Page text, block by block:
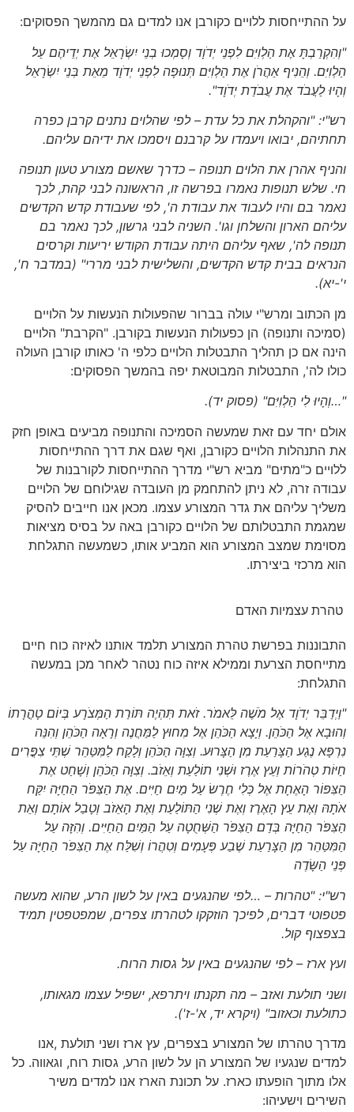
על ההתייחסות ללויים כקורבן אנו למדים גם מהמשך הפסוקים:
"וְהִקְרַבְתָּ אֶת הַלְוִיִּם לִפְנֵי יְדֹוָד וְסָמְכוּ בְנֵי יִשְׂרָאֵל אֶת יְדֵיהֶם עַל
הַלְוִיִּם. וְהֵנִיף אַהֲרֹן אֶת הַלְוִיִּם תְּנוּפָה לִפְנֵי יְדֹוָד מֵאֵת בְּנֵי יִשְׂרָאֵל
וְהָיוּ לַעֲבֹד אֶת עֲבֹדַת יְדֹוָד".
רש"י: "והקהלת את כל עדת – לפי שהלוים נתנים קרבן כפרה
תחתיהם, יבואו ויעמדו על קרבנם ויסמכו את ידיהם עליהם.
והניף אהרן את הלוים תנופה – כדרך שאשם מצורע טעון תנופה
חי. שלש תנופות נאמרו בפרשה זו, הראשונה לבני קהת, לכך
נאמר בם והיו לעבוד את עבודת ה', לפי שעבודת קדש הקדשים
עליהם הארון והשלחן וגו'. השניה לבני גרשון, לכך נאמר בם
תנופה לה', שאף עליהם היתה עבודת הקודש יריעות וקרסים
הנראים בבית קדש הקדשים, והשלישית לבני מררי" (במדבר ח',
י'-יא).
מן הכתוב ומרש"י עולה בברור שהפעולות הנעשות על הלויים
(סמיכה ותנופה) הן כפעולות הנעשות בקורבן. "הקרבת" הלויים
הינה אם כן תהליך התבטלות הלויים כלפי ה' כאותו קורבן העולה
כולו לה', התבטלות המבוטאת יפה בהמשך הפסוקים:
"…וְהָיוּ לִי הַלְוִיִּם" (פסוק יד).
אולם יחד עם זאת שמעשה הסמיכה והתנופה מביעים באופן חזק
את התנהלות הלויים כקורבן, ואף שגם את דרך ההתייחסות
ללויים כ"מתים" מביא רש"י מדרך ההתייחסות לקורבנות של
עבודה זרה, לא ניתן להתחמק מן העובדה שגילוחם של הלויים
משליך עליהם את גדר המצורע עצמו. מכאן אנו חייבים להסיק
שמגמת התבטלותם של הלויים כקורבן באה על בסיס מציאות
מסוימת שמצב המצורע הוא המביע אותו, כשמעשה התגלחת
הוא מרכזי ביצירתו.
טהרת עצמיות האדם
התבוננות בפרשת טהרת המצורע תלמד אותנו לאיזה כוח חיים
מתייחסת הצרעת וממילא איזה כוח נטהר לאחר מכן במעשה
התגלחת:
"וַיְדַבֵּר יְדֹוָד אֶל מֹשֶׁה לֵּאמֹר. זֹאת תִּהְיֶה תּוֹרַת הַמְּצֹרָע בְּיוֹם טָהֳרָתוֹ
וְהוּבָא אֶל הַכֹּהֵן. וְיָצָא הַכֹּהֵן אֶל מִחוּץ לַמַּחֲנֶה וְרָאָה הַכֹּהֵן וְהִנֵּה
נִרְפָּא נֶגַע הַצָּרַעַת מִן הַצָּרוּע. וְצִוָּה הַכֹּהֵן וְלָקַח לַמִּטַּהֵר שְׁתֵּי צִפֳּרִים
חַיּוֹת טְהֹרוֹת וְעֵץ אֶרֶז וּשְׁנִי תוֹלַעַת וְאֵזֹב. וְצִוָּה הַכֹּהֵן וְשָׁחַט אֶת
הַצִּפּוֹר הָאֶחָת אֶל כְּלִי חֶרֶשׂ עַל מַיִם חַיִּים. אֶת הַצִּפֹּר הַחַיָּה יִקַּח
אֹתָהּ וְאֶת עֵץ הָאֶרֶז וְאֶת שְׁנִי הַתּוֹלַעַת וְאֶת הָאֵזֹב וְטָבַל אוֹתָם וְאֵת
הַצִּפֹּר הַחַיָּה בְּדַם הַצִּפֹּר הַשְּׁחֻטָה עַל הַמַּיִם הַחַיִּים. וְהִזָּה עַל
הַמִּטַּהֵר מִן הַצָּרַעַת שֶׁבַע פְּעָמִים וְטִהֲרוֹ וְשִׁלַּח אֶת הַצִּפֹּר הַחַיָּה עַל
פְּנֵי הַשָּׂדֶה
רש"י: "טהרות – …לפי שהנגעים באין על לשון הרע, שהוא מעשה
פטפוטי דברים, לפיכך הוזקקו לטהרתו צפרים, שמפטפטין תמיד
בצפצוף קול.
ועץ ארז – לפי שהנגעים באין על גסות הרוח.
ושני תולעת ואזב – מה תקנתו ויתרפא, ישפיל עצמו מגאותו,
כתולעת וכאזוב" (ויקרא יד, א'-ז').
מדרך טהרתו של המצורע בצפרים, עץ ארז ושני תולעת ,אנו
למדים שנגעיו של המצורע הן על לשון הרע, גסות רוח, וגאווה. כל
אלו מתוך הופעתו כארז. על תכונת הארז אנו למדים משיר
השירים וישעיהו: